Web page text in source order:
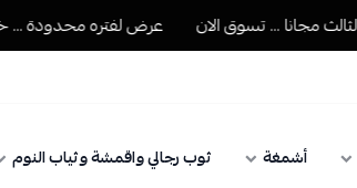
مجانا ... تسوق الان عرض لفتره محدودة ... خذ
أشمغة
ثوب رجالي واقمشة وثياب النوم